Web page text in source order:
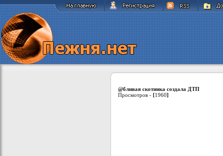
@бливая скотинка создала ДТП
Просмотров - [1960]